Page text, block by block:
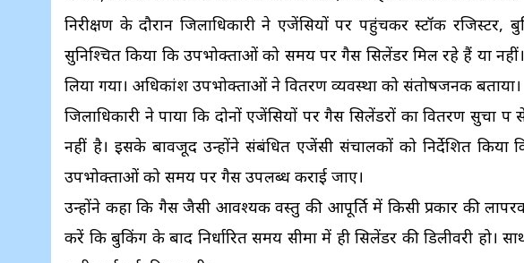
निरीक्षण के दौरान जिलाधिकारी ने एजेंसियों पर पहुंचकर स्टॉक रजिस्टर,
सुनिश्चित किया कि उपभोक्ताओं को समय पर गैस सिलेंडर मिल रहे हैं या
लिया गया। अधिकांश उपभोक्ताओं ने वितरण व्यवस्था को संतोषजनक बताया।
जिलाधिकारी ने पाया कि दोनों एजेंसियों पर गैस सिलेंडरों का वितरण सुचारू
नहीं है। इसके बावजूद उन्होंने संबंधित एजेंसी संचालकों को निर्देशित किया
उपभोक्ताओं को समय पर गैस उपलब्ध कराई जाए।
उन्होंने कहा कि गैस जैसी आवश्यक वस्तु की आपूर्ति में किसी प्रकार की
करें कि बुकिंग के बाद निर्धारित समय सीमा में ही सिलेंडर की डिलीवरी हो।